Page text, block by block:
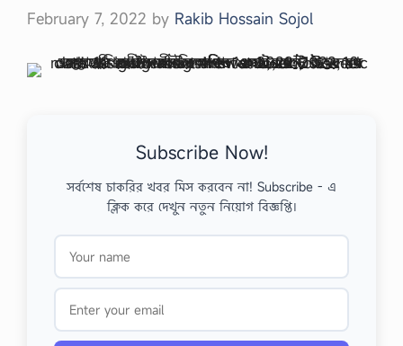
February 7, 2022 by Rakib Hossain Sojol
Subscribe Now!
সর্বশেষ চাকরির খবর মিস করবেন না! Subscribe - এ
ক্লিক করে দেখুন নতুন নিয়োগ বিজ্ঞপ্তি।